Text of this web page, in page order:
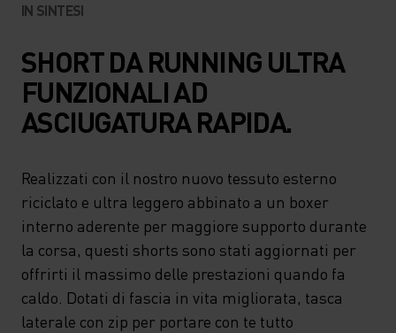
IN SINTESI
SHORT DA RUNNING ULTRA
FUNZIONALI AD
ASCIUGATURA RAPIDA.
Realizzati con il nostro nuovo tessuto esterno
riciclato e ultra leggero abbinato a un boxer
interno aderente per maggiore supporto durante
la corsa, questi shorts sono stati aggiornati per
offrirti il massimo delle prestazioni quando fa
caldo. Dotati di fascia in vita migliorata, tasca
laterale con zip per portare con te tutto